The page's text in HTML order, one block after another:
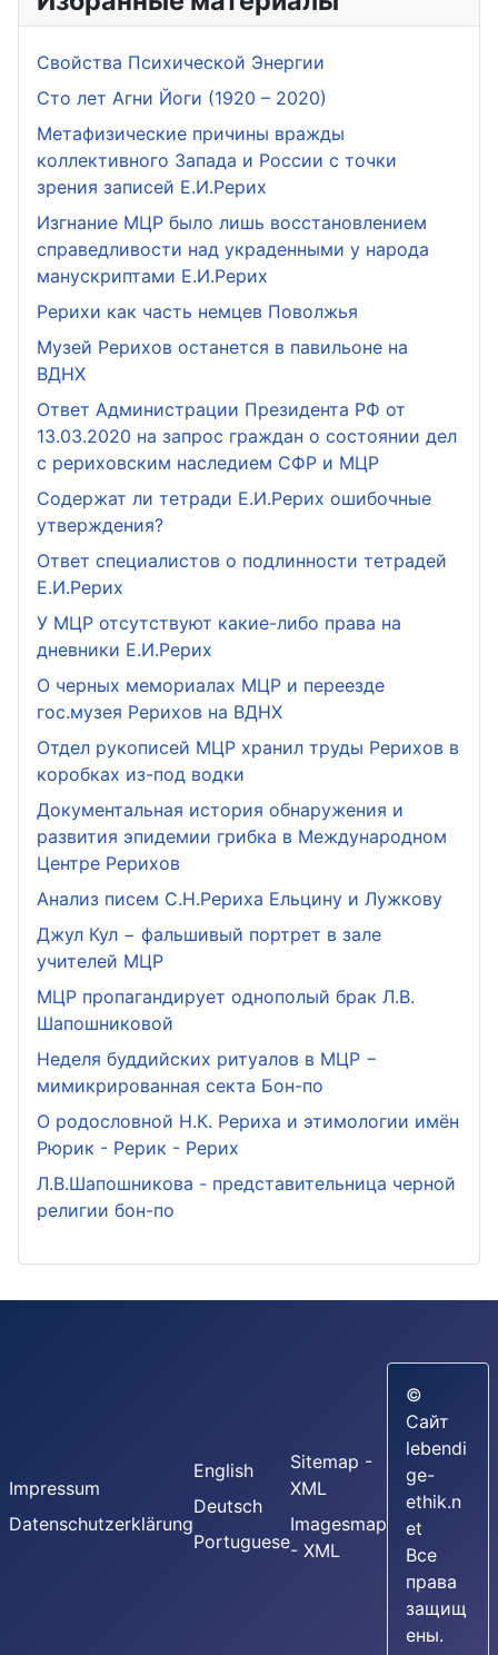
Свойства Психической Энергии
Сто лет Агни Йоги (1920 – 2020)
Метафизические причины вражды
коллективного Запада и России с точки
зрения записей Е.И.Рерих
Изгнание МЦР было лишь восстановлением
справедливости над украденными у народа
манускриптами Е.И.Рерих
Рерихи как часть немцев Поволжья
Музей Рерихов останется в павильоне на
ВДНХ
Ответ Администрации Президента РФ от
13.03.2020 на запрос граждан о состоянии дел
с рериховским наследием СФР и МЦР
Содержат ли тетради Е.И.Рерих ошибочные
утверждения?
Ответ специалистов о подлинности тетрадей
Е.И.Рерих
У МЦР отсутствуют какие-либо права на
дневники Е.И.Рерих
О черных мемориалах МЦР и переезде
гос.музея Рерихов на ВДНХ
Отдел рукописей МЦР хранил труды Рерихов в
коробках из-под водки
Документальная история обнаружения и
развития эпидемии грибка в Международном
Центре Рерихов
Анализ писем С.Н.Рериха Ельцину и Лужкову
Джул Кул − фальшивый портрет в зале
учителей МЦР
МЦР пропагандирует однополый брак Л.В.
Шапошниковой
Неделя буддийских ритуалов в МЦР −
мимикрированная секта Бон-по
О родословной Н.К. Рериха и этимологии имён
Рюрик - Рерик - Рерих
Л.В.Шапошникова - представительница черной
религии бон-по
Impressum
Datenschutzerklärung
English
Deutsch
Portuguese
Sitemap -
XML
Imagesmap
- XML
©
Сайт
lebendi
ge-
ethik.n
et
Все
права
защищ
ены.